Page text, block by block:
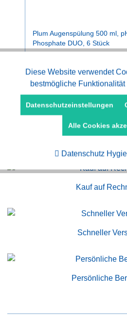
Plum Augenspülung 500 ml,
Phosphate DUO, 6 Stück
145,00 € *
Kauf auf
Schneller
Persönliche
Funktionale
Marketing
Diese Website verwendet
bestmögliche
Datenschutzeinstellungen
Alle Cookies
Datenschutz